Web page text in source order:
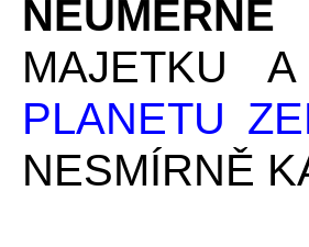
NEÚMĚRNÉ
MAJETKU
PLANETU
NESMÍRNĚ